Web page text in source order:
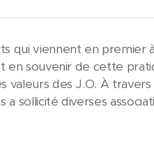
qui viennent en premier
en souvenir de cette
des J.O. À
sollicité diverses